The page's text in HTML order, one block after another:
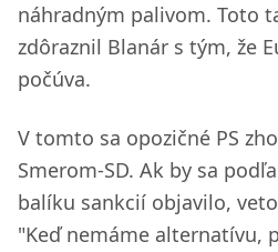
náhradným palivom. Toto
zdôraznil Blanár s tým, že
počúva.
V tomto sa opozičné PS
Smerom-SD. Ak by sa
balíku sankcií objavilo,
"Keď nemáme alternatívu,